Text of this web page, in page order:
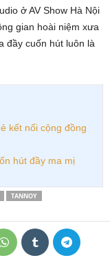
ở AV Show Hà Nội
gian hoài niệm xưa
đầy cuốn hút luôn là
kết nối cộng đồng
hút đầy ma mị
TANNOY